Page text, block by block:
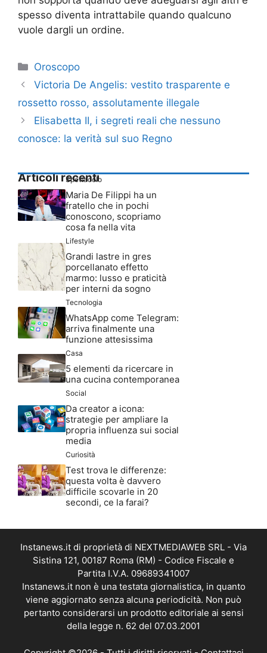
spesso diventa intrattabile quando qualcuno
vuole dargli un ordine.
Categorie
Oroscopo
Victoria De Angelis: vestito trasparente e
rossetto rosso, assolutamente illegale
Elisabetta II, i segreti reali che nessuno
conosce: la verità sul suo Regno
Articoli recenti
Spettacolo
Maria De Filippi ha un
fratello che in pochi
conoscono, scopriamo
cosa fa nella vita
Lifestyle
Grandi lastre in gres
porcellanato effetto
marmo: lusso e praticità
per interni da sogno
Tecnologia
WhatsApp come Telegram:
arriva finalmente una
funzione attesissima
Casa
5 elementi da ricercare in
una cucina contemporanea
Social
Da creator a icona:
strategie per ampliare la
propria influenza sui social
media
Curiosità
Test trova le differenze:
questa volta è davvero
difficile scovarle in 20
secondi, ce la farai?
Instanews.it di proprietà di NEXTMEDIAWEB SRL - Via
Sistina 121, 00187 Roma (RM) - Codice Fiscale e
Partita I.V.A. 09689341007
Instanews.it non è una testata giornalistica, in quanto
viene aggiornato senza alcuna periodicità. Non può
pertanto considerarsi un prodotto editoriale ai sensi
della legge n. 62 del 07.03.2001